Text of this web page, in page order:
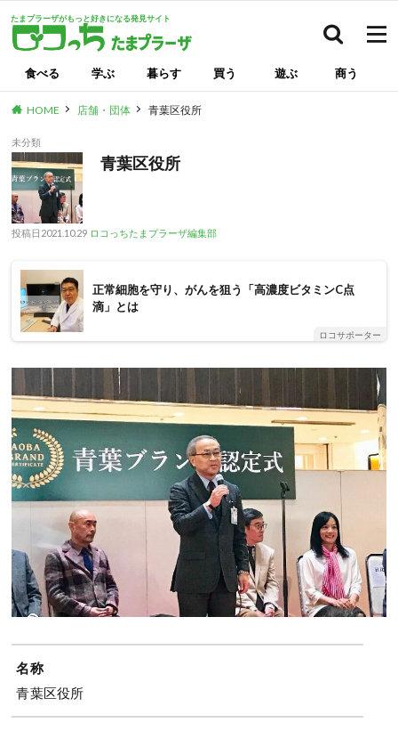
たまプラーザがもっと好きになる発見サイト
食べる 学ぶ 暮らす 買う 遊ぶ 商う
HOME 店舗・団体 青葉区役所
未分類
青葉区役所
投稿日 2021.10.29 ロコっちたまプラーザ編集部
正常細胞を守り、がんを狙う「高濃度ビタミンC点
滴」とは
ロコサポーター
名称
青葉区役所